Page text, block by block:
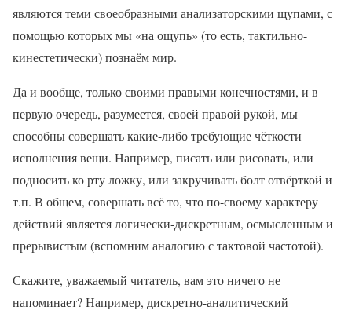
являются теми своеобразными анализаторскими щупами, с
помощью которых мы «на ощупь» (то есть, тактильно-
кинестетически) познаём мир.
Да и вообще, только своими правыми конечностями, и в
первую очередь, разумеется, своей правой рукой, мы
способны совершать какие-либо требующие чёткости
исполнения вещи. Например, писать или рисовать, или
подносить ко рту ложку, или закручивать болт отвёрткой и
т.п. В общем, совершать всё то, что по-своему характеру
действий является логически-дискретным, осмысленным и
прерывистым (вспомним аналогию с тактовой частотой).
Скажите, уважаемый читатель, вам это ничего не
напоминает? Например, дискретно-аналитический